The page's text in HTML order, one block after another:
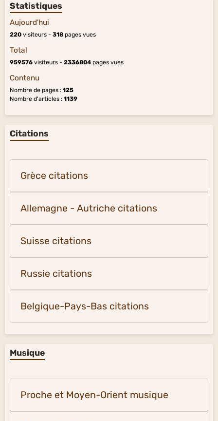
Statistiques
Aujourd'hui
220 visiteurs - 318 pages vues
Total
959576 visiteurs - 2336804 pages vues
Contenu
Nombre de pages : 125
Nombre d'articles : 1139
Citations
Grèce citations
Allemagne - Autriche citations
Suisse citations
Russie citations
Belgique-Pays-Bas citations
Musique
Proche et Moyen-Orient musique